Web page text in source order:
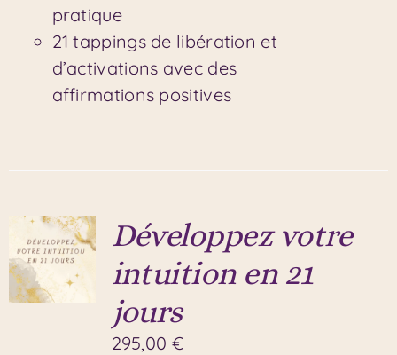
pratique
21 tappings de libération et
d’activations avec des
affirmations positives
Développez votre
intuition en 21
jours
295,00 €